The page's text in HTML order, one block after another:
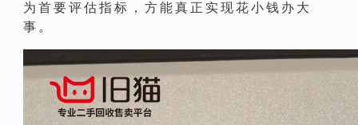
为首要评估指标，方能真正实现花小钱办大
事。